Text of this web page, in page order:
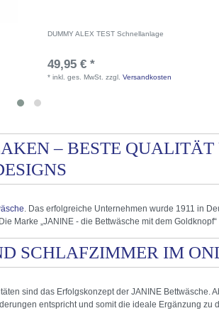
DUMMY ALEX TEST Schnellanlage
49,95 € *
*inkl. ges. MwSt. zzgl.Versandkosten
– BESTE
. Das erfolgreiche Unternehmen wurde 1911 in
„JANINE - die Bettwäsche mit dem
SCHLAFZIMMER IM
sind das Erfolgskonzept der JANINE Bettwäsche.
entspricht und somit die ideale Ergänzung zu